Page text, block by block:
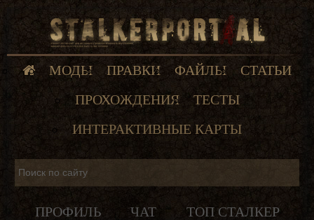
МОДЫ ПРАВКИ ФАЙЛЫ
СТАТЬИ
ПРОХОЖДЕНИЯ
ТЕСТЫ
ИНТЕРАКТИВНЫЕ КАРТЫ
ПРОФИЛЬ ЧАТ ТОП СТАЛКЕР